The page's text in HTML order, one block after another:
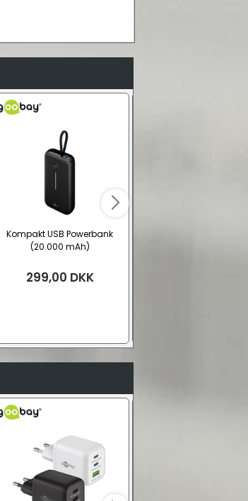
Kompakt USB Powerbank
(20.000 mAh)
299,00 DKK